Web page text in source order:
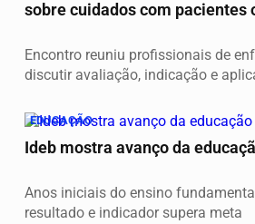
sobre cuidados com pacientes
Encontro reuniu profissionais de
discutir avaliação, indicação e
EDUCAÇÃO
Ideb mostra avanço da
Anos iniciais do ensino
resultado e indicador supera meta